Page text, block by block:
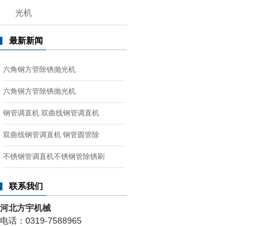
光机
最新新闻
六角钢方管除锈抛光机
六角钢方管除锈抛光机
钢管调直机 双曲线钢管调直机
双曲线钢管调直机 钢管圆管除
不锈钢管调直机不锈钢管除锈刷
联系我们
河北方宇机械
电话：0319-7588965